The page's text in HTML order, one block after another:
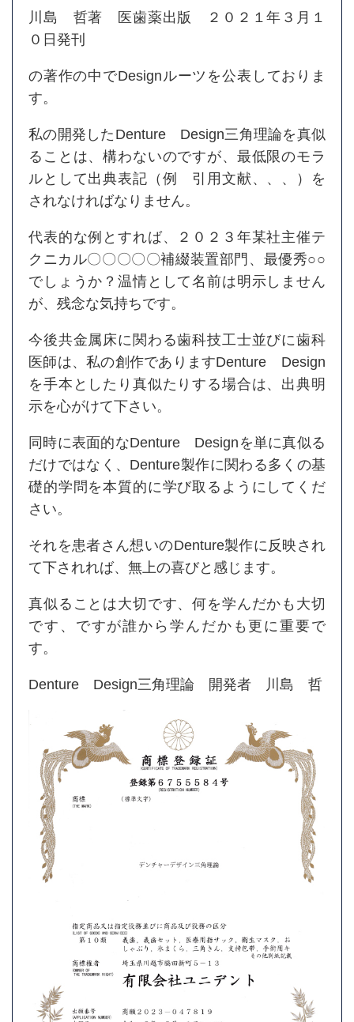
川島 哲著 医歯薬出版 ２０２１年３月１
０日発刊
の著作の中でDesignルーツを公表しておりま
す。
私の開発したDenture Design三角理論を真似
ることは、構わないのですが、最低限のモラ
ルとして出典表記（例 引用文献、、、）を
されなければなりません。
代表的な例とすれば、２０２３年某社主催テ
クニカル〇〇〇〇〇補綴装置部門、最優秀○○
でしょうか？温情として名前は明示しません
が、残念な気持ちです。
今後共金属床に関わる歯科技工士並びに歯科
医師は、私の創作でありますDenture Design
を手本としたり真似たりする場合は、出典明
示を心がけて下さい。
同時に表面的なDenture Designを単に真似る
だけではなく、Denture製作に関わる多くの基
礎的学問を本質的に学び取るようにしてくだ
さい。
それを患者さん想いのDenture製作に反映され
て下されれば、無上の喜びと感じます。
真似ることは大切です、何を学んだかも大切
です、ですが誰から学んだかも更に重要で
す。
Denture Design三角理論 開発者 川島 哲